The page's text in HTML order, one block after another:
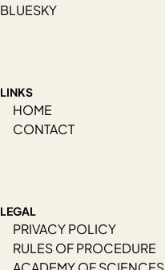
BLUESKY
LINKS
HOME
CONTACT
LEGAL
PRIVACY POLICY
RULES OF PROCEDURE